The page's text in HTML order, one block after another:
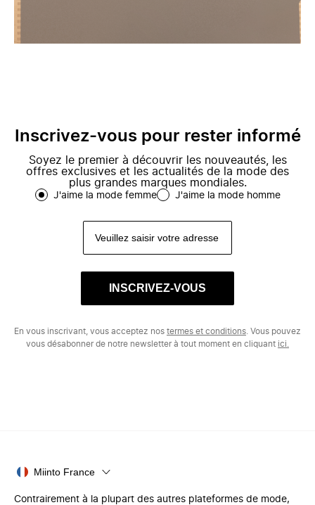
Inscrivez-vous pour rester informé
Soyez le premier à découvrir les nouveautés, les
offres exclusives et les actualités de la mode des
plus grandes marques mondiales.
J'aime la mode femme J'aime la mode homme
INSCRIVEZ-VOUS
En vous inscrivant, vous acceptez nos termes et conditions . Vous pouvez
vous désabonner de notre newsletter à tout moment en cliquant ici.
Miinto France
Contrairement à la plupart des autres plateformes de mode,